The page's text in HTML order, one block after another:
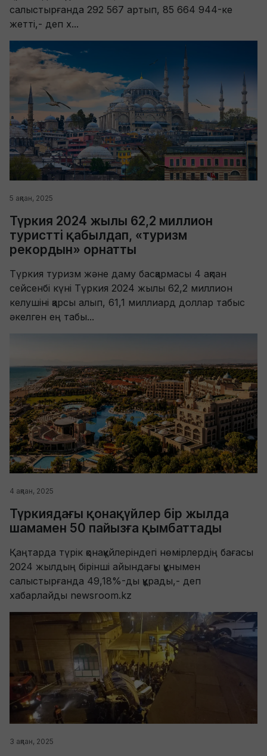
салыстырғанда 292 567 артып, 85 664 944-ке
жетті,- деп х...
5 ақпан, 2025
Түркия 2024 жылы 62,2 миллион
туристті қабылдап, «туризм
рекордын» орнатты
Түркия туризм және даму басқармасы 4 ақпан
сейсенбі күні Түркия 2024 жылы 62,2 миллион
келушіні қарсы алып, 61,1 миллиард доллар табыс
әкелген ең табы...
4 ақпан, 2025
Түркиядағы қонақүйлер бір жылда
шамамен 50 пайызға қымбаттады
Қаңтарда түрік қонақүйлеріндегі нөмірлердің бағасы
2024 жылдың бірінші айындағы құнымен
салыстырғанда 49,18%-ды құрады,- деп
хабарлайды newsroom.kz
3 ақпан, 2025